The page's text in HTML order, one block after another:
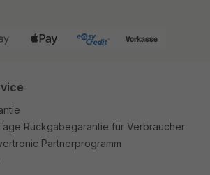
Vorkasse
Rückgabegarantie für Verbraucher
Partnerprogramm